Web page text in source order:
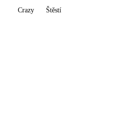
Crazy Štěstí